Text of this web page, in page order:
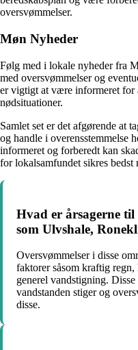
oversvømmelser.
Møn Nyheder
Følg med i lokale nyheder fra
med oversvømmelser og
er vigtigt at være informeret
nødsituationer.
Samlet set er det afgørende at
og handle i overensstemmelse
informeret og forberedt kan
for lokalsamfundet sikres bedst
Hvad er årsagerne
som Ulvshale,
Oversvømmelser i disse
faktorer såsom kraftig
generel vandstigning.
vandstanden stiger og
disse.